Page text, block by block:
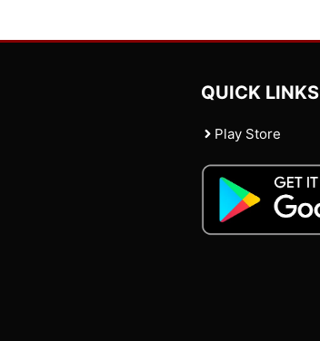
QUICK LINKS
Play Store